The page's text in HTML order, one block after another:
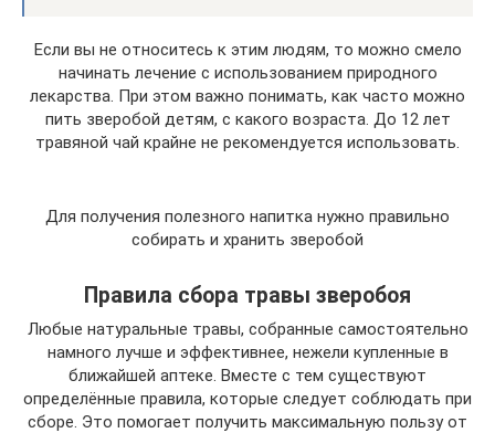
Если вы не относитесь к этим людям, то можно смело
начинать лечение с использованием природного
лекарства. При этом важно понимать, как часто можно
пить зверобой детям, с какого возраста. До 12 лет
травяной чай крайне не рекомендуется использовать.
Для получения полезного напитка нужно правильно
собирать и хранить зверобой
Правила сбора травы зверобоя
Любые натуральные травы, собранные самостоятельно
намного лучше и эффективнее, нежели купленные в
ближайшей аптеке. Вместе с тем существуют
определённые правила, которые следует соблюдать при
сборе. Это помогает получить максимальную пользу от